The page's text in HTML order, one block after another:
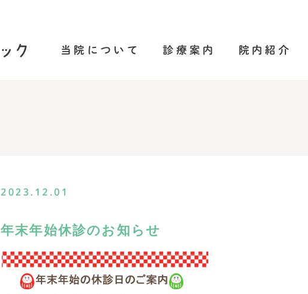
当院について 診療案内 院内紹介
2023.12.01
年末年始休診のお知らせ